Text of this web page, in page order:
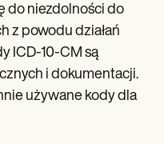
do niezdolności do
z powodu działań
ICD-10-CM są
i dokumentacji.
używane kody dla